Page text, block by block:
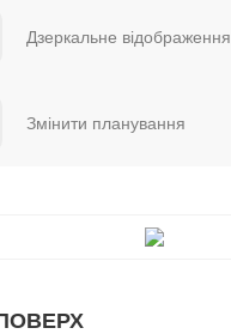
Дзеркальне відображення
Змінити планування